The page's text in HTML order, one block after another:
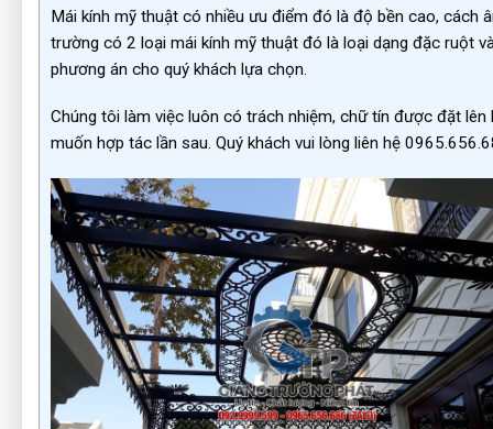
Mái kính mỹ thuật có nhiều ưu điểm đó là độ bền cao, cách
trường có 2 loại mái kính mỹ thuật đó là loại dạng đặc ruột
phương án cho quý khách lựa chọn.
Chúng tôi làm việc luôn có trách nhiệm, chữ tín được đặt
muốn hợp tác lần sau. Quý khách vui lòng liên hệ